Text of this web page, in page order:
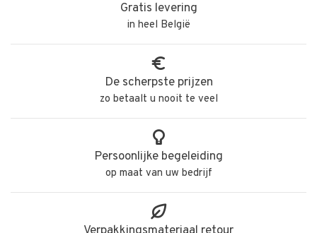
Gratis levering
in heel België
De scherpste prijzen
zo betaalt u nooit te veel
Persoonlijke begeleiding
op maat van uw bedrijf